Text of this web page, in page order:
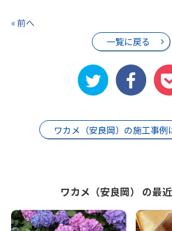
« 前へ
一覧に戻る
ワカメ（安良岡）の施工事例
ワカメ（安良岡） の最